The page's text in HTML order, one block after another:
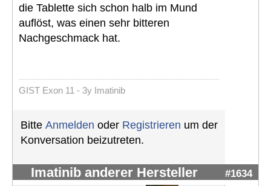
die Tablette sich schon halb im Mund
auflöst, was einen sehr bitteren
Nachgeschmack hat.
GIST Exon 11 - 3y Imatinib
Bitte Anmelden oder Registrieren um der
Konversation beizutreten.
Imatinib anderer Hersteller #1634